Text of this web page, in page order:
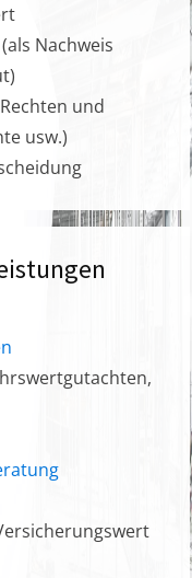
(als Nachweis
und
usw.)